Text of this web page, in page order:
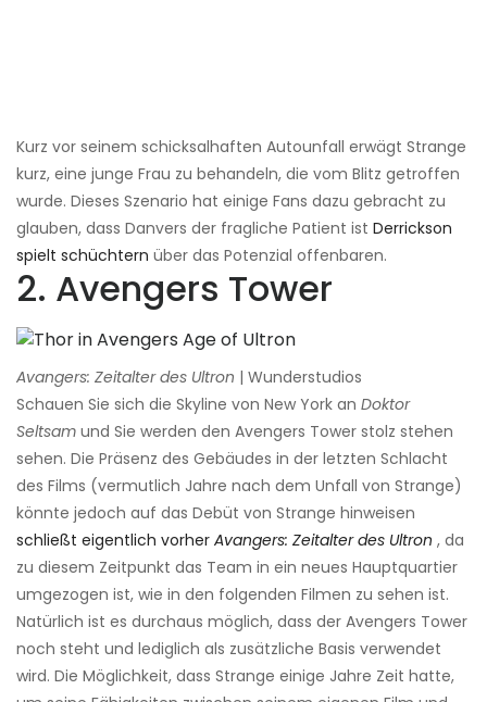
Kurz vor seinem schicksalhaften Autounfall erwägt Strange
kurz, eine junge Frau zu behandeln, die vom Blitz getroffen
wurde. Dieses Szenario hat einige Fans dazu gebracht zu
glauben, dass Danvers der fragliche Patient ist Derrickson
spielt schüchtern über das Potenzial offenbaren.
2. Avengers Tower
Avangers: Zeitalter des Ultron | Wunderstudios
Schauen Sie sich die Skyline von New York an Doktor
Seltsam und Sie werden den Avengers Tower stolz stehen
sehen. Die Präsenz des Gebäudes in der letzten Schlacht
des Films (vermutlich Jahre nach dem Unfall von Strange)
könnte jedoch auf das Debüt von Strange hinweisen
schließt eigentlich vorher Avangers: Zeitalter des Ultron , da
zu diesem Zeitpunkt das Team in ein neues Hauptquartier
umgezogen ist, wie in den folgenden Filmen zu sehen ist.
Natürlich ist es durchaus möglich, dass der Avengers Tower
noch steht und lediglich als zusätzliche Basis verwendet
wird. Die Möglichkeit, dass Strange einige Jahre Zeit hatte,